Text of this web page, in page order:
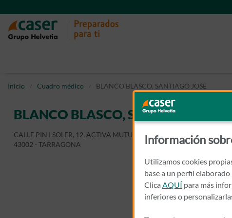
Inicio Cuadro médico BLANCO BLASCO, SANTIAGO JOSE
BLANCO BLASCO, SANTIAGO JOSE
CALLE PIN I SOLER, 12, ACTIVA MUTUA
43002 - TARRAGONA
Información
Utilizamos cookies
base a un perfil
Clica AQUÍ para más
inferiores o